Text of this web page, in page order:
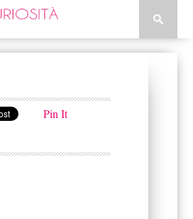
Pin It